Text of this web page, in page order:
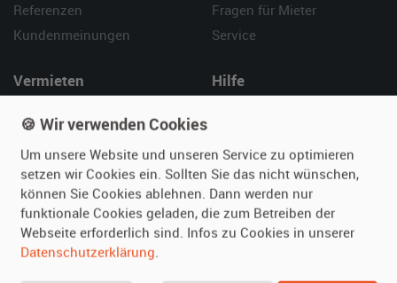
Referenzen
Kundenmeinungen
Fragen für Mieter
Service
Vermieten
Fotos senden
Fragen für Vermieter
Inserat verwalten
Hilfe
Kontakt
SPECIAL
Berühmte Filmautos –
🍪 Wir verwenden Cookies
Um unsere Website und unseren Service zu optimieren
setzen wir Cookies ein. Sollten Sie das nicht wünschen,
können Sie Cookies ablehnen. Dann werden nur
funktionale Cookies geladen, die zum Betreiben der
Webseite erforderlich sind. Infos zu Cookies in unserer
Datenschutzerklärung.